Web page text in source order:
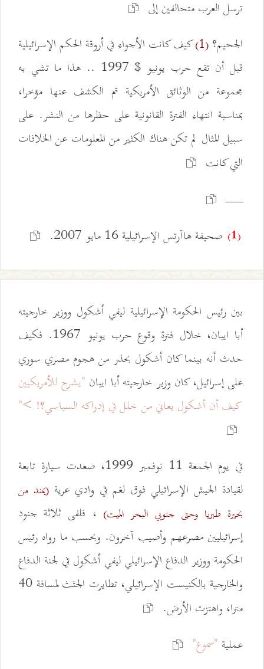
ترسل العرب متحالفين إلى
الجحيم؟(1) كيف كانت الأجواء في أروقة الحكم الإسرائيلية
قبل أن تقع حرب يونيو $ 1997 .. هذا ما تشي به
مجموعة من الوثائق الأمريكية تم الكشف عنها مؤخرا،
بمناسبة انتهاء الفترة القانونية على حظرها من النشر. على
سبيل المثال لم تكن هناك الكثير من المعلومات عن الخلافات
التي كانت
ـــــــــــــــــــــــــــــ
(1) صحيفة هاآرتس الإسرائيلية 16 مايو 2007.
بين رئيس الحكومة الإسرائيلية ليفي أشكول ووزير خارجيته
أبا ايبان، خلال فترة وقوع حرب يونيو 1967. فكيف
حدث أنه بينما كان أشكول بحذر من هجوم مصري سوري
على إسرائيل، كان وزير خارجيته أبا ايبان "يشرح للأمريكيين
كيف أن أشكول يعاني من خلل في إدراكه السياسي؟! >"
في يوم الجمعة 11 نوفمبر 1999، صعدت سيارة تابعة
لقيادة الجيش الإسرائيلي فوق لغم في وادي عرية (يمند من
بحيرة طبريا وحتى جنوبي البحر الميت) ، فلفى ثلاثة جنود
إسرائيليين مصرعهم وأصيب آخرون. وبحسب ما رواه رئيس
الحكومة ووزير الدفاع الإسرائيلي ليفي أشكول في لجنة الدفاع
والخارجية بالكنيست الإسرائيلي، تطايرت الجثث لمسافة 40
مترا، واهتزت الأرض.
عملية "سموع"